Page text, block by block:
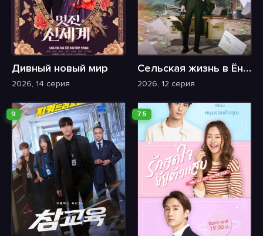
Дивный новый мир
2026, 14 серия
Сельская жизнь в Ëннири
2026, 12 серия
9 7.5